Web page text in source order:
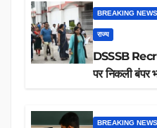
BREAKING NEWS
राज्य
DSSSB
पर निकली बंपर
BREAKING NEWS